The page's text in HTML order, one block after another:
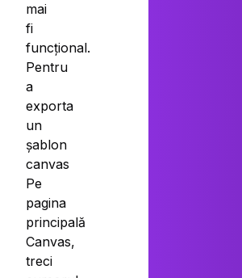
mai
fi
funcțional.
Pentru
a
exporta
un
șablon
canvas
Pe
pagina
principală
Canvas,
treci